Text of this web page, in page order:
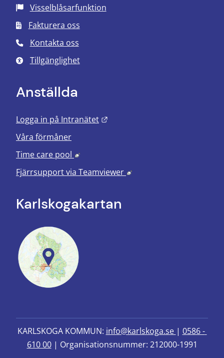
Visselblåsarfunktion
Fakturera oss
Kontakta oss
Tillgänglighet
Anställda
Logga in på Intranätet
Våra förmåner
Time care pool
Länk till annan webbplats, öppnas i
Fjärrsupport via Teamviewer Länk till annan
Karlskoga­kartan
KARLSKOGA KOMMUN: info@karlskoga.se | 0586 -
610 00 | Organisationsnummer: 212000-1991